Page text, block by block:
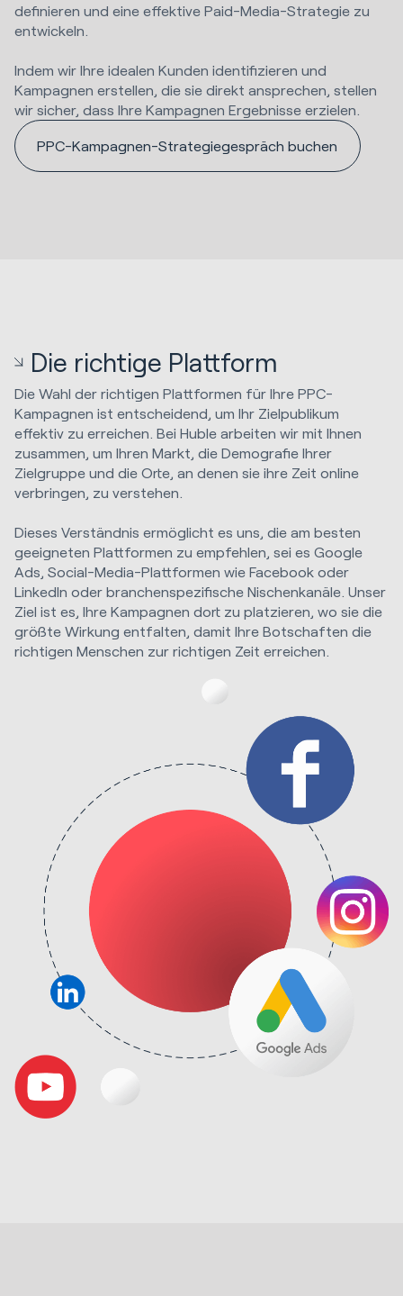
definieren und eine effektive Paid-Media-Strategie zu
entwickeln.
Indem wir Ihre idealen Kunden identifizieren und
Kampagnen erstellen, die sie direkt ansprechen, stellen
wir sicher, dass Ihre Kampagnen Ergebnisse erzielen.
PPC-Kampagnen-Strategiegespräch buchen
Die richtige Plattform
Die Wahl der richtigen Plattformen für Ihre PPC-
Kampagnen ist entscheidend, um Ihr Zielpublikum
effektiv zu erreichen. Bei Huble arbeiten wir mit Ihnen
zusammen, um Ihren Markt, die Demografie Ihrer
Zielgruppe und die Orte, an denen sie ihre Zeit online
verbringen, zu verstehen.
Dieses Verständnis ermöglicht es uns, die am besten
geeigneten Plattformen zu empfehlen, sei es Google
Ads, Social-Media-Plattformen wie Facebook oder
LinkedIn oder branchenspezifische Nischenkanäle. Unser
Ziel ist es, Ihre Kampagnen dort zu platzieren, wo sie die
größte Wirkung entfalten, damit Ihre Botschaften die
richtigen Menschen zur richtigen Zeit erreichen.